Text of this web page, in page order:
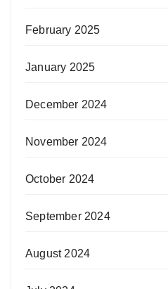
February 2025
January 2025
December 2024
November 2024
October 2024
September 2024
August 2024